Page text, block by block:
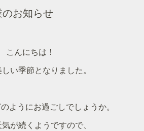
お知らせ
こんにちは！
い季節となりました。
ようにお過ごしでしょうか。
が続くようですので、